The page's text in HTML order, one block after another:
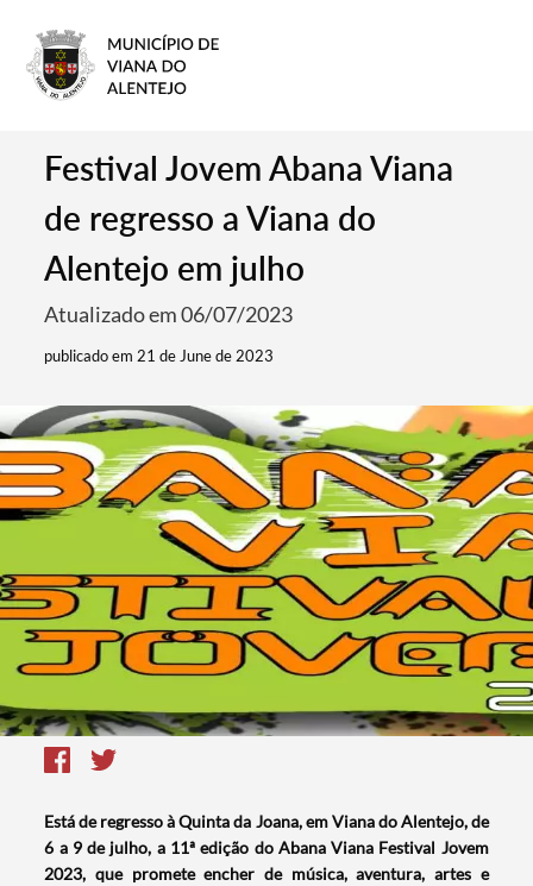
Festival Jovem Abana Viana
de regresso a Viana do
Alentejo em julho
Atualizado em 06/07/2023
publicado em 21 de June de 2023
Está de regresso à Quinta da Joana, em Viana do Alentejo, de
6 a 9 de julho, a 11ª edição do Abana Viana Festival Jovem
2023, que promete encher de música, aventura, artes e